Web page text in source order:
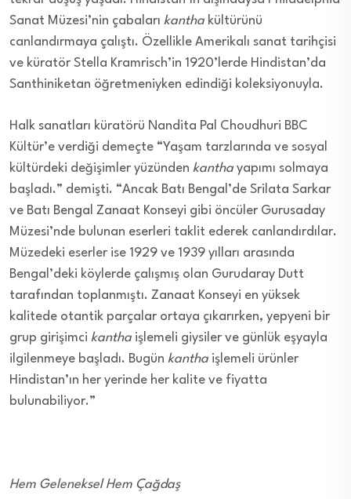
Sanat Müzesi’nin çabaları kantha kültürünü
canlandırmaya çalıştı. Özellikle Amerikalı sanat tarihçisi
ve küratör Stella Kramrisch’in 1920’lerde Hindistan’da
Santhiniketan öğretmeniyken edindiği koleksiyonuyla.
Halk sanatları küratörü Nandita Pal Choudhuri BBC
Kültür’e verdiği demeçte “Yaşam tarzlarında ve sosyal
kültürdeki değişimler yüzünden kantha yapımı solmaya
başladı.” demişti. “Ancak Batı Bengal’de Srilata Sarkar
ve Batı Bengal Zanaat Konseyi gibi öncüler Gurusaday
Müzesi’nde bulunan eserleri taklit ederek canlandırdılar.
Müzedeki eserler ise 1929 ve 1939 yılları arasında
Bengal’deki köylerde çalışmış olan Gurudaray Dutt
tarafından toplanmıştı. Zanaat Konseyi en yüksek
kalitede otantik parçalar ortaya çıkarırken, yepyeni bir
grup girişimci kantha işlemeli giysiler ve günlük eşyayla
ilgilenmeye başladı. Bugün kantha işlemeli ürünler
Hindistan’ın her yerinde her kalite ve fiyatta
bulunabiliyor.”
Hem Geleneksel Hem Çağdaş